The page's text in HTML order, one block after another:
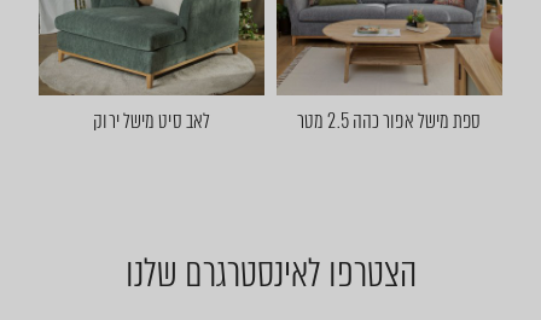
ספת מישל אפור כהה 2.5 מטר לאב סיט מישל ירוק
הצטרפו לאינסטרגרם שלנו